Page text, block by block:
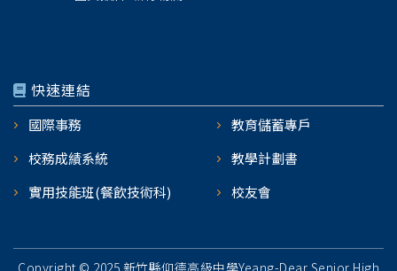
快速連結
國際事務
教育儲蓄專戶
校務成績系統
教學計劃書
實用技能班(餐飲技術科)
校友會
Copyright © 2025.新竹縣仰德高級中學Yeang-Dear Senior High